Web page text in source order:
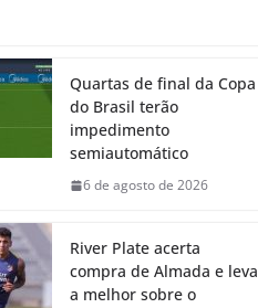
Quartas de final da Copa
do Brasil terão
impedimento
semiautomático
6 de agosto de 2026
River Plate acerta
compra de Almada e leva
a melhor sobre o